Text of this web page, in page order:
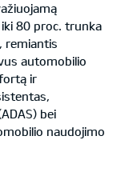
80 proc. trunka
remiantis
automobilio
ir
bei
naudojimo